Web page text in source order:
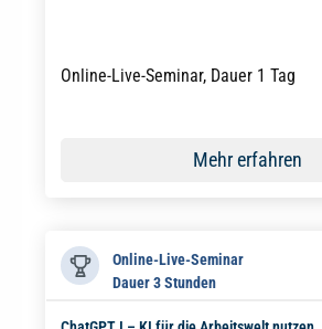
Online-Live-Seminar, Dauer 1 Tag
Mehr erfahren
Online-Live-Seminar
Dauer 3 Stunden